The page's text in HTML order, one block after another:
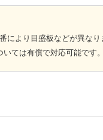
のは、測定体（環境温度）
溶接品を使用してください。
アネロイド型圧力計-第1部
により目盛板などが異なり
ては有償で対応可能です